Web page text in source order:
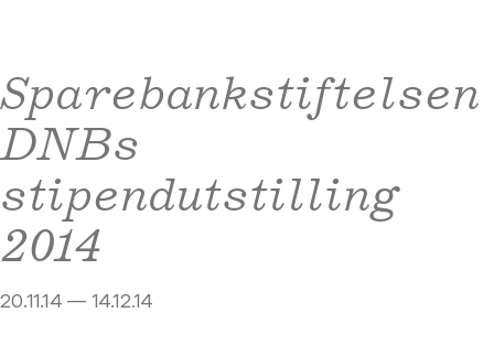
Sparebankstiftelsen
DNBs
stipendutstilling
2014
20.11.14 — 14.12.14